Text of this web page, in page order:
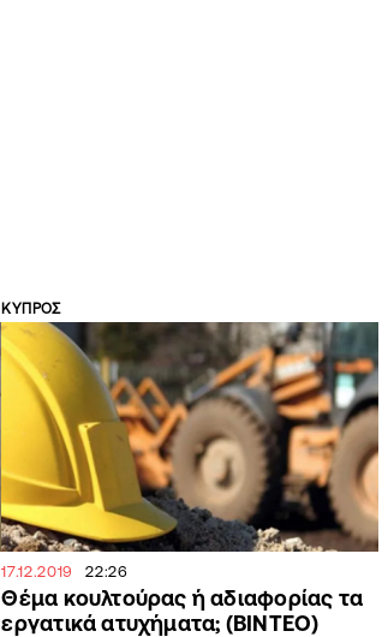
ΚΥΠΡΟΣ
17.12.2019 22:26
Θέμα κουλτούρας ή αδιαφορίας τα
εργατικά ατυχήματα; (ΒΙΝΤΕΟ)